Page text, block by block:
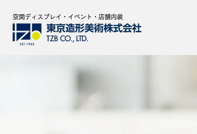
空間ディスプレイ・イベント・店舗内装